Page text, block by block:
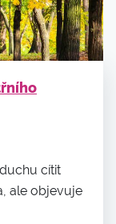
cítit
ale objevuje